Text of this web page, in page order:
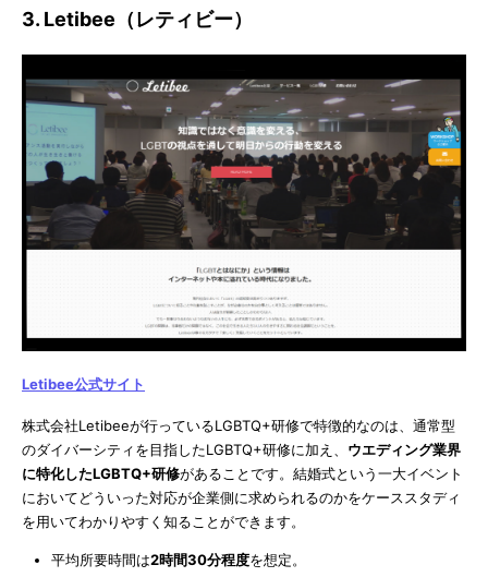
3. Letibee（レティビー）
Letibee公式サイト
株式会社Letibeeが行っているLGBTQ+研修で特徴的なのは、通常型
のダイバーシティを目指したLGBTQ+研修に加え、 ウエディング業界
に特化したLGBTQ+研修があることです。結婚式という一大イベント
においてどういった対応が企業側に求められるのかをケーススタディ
を用いてわかりやすく知ることができます。
平均所要時間は2時間30分程度を想定。